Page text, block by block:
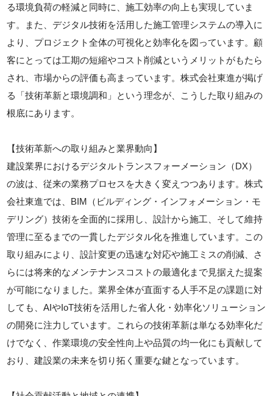
る環境負荷の軽減と同時に、施工効率の向上も実現していま
す。また、デジタル技術を活用した施工管理システムの導入に
より、プロジェクト全体の可視化と効率化を図っています。顧
客にとっては工期の短縮やコスト削減というメリットがもたら
され、市場からの評価も高まっています。株式会社東進が掲げ
る「技術革新と環境調和」という理念が、こうした取り組みの
根底にあります。
【技術革新への取り組みと業界動向】
建設業界におけるデジタルトランスフォーメーション（DX）
の波は、従来の業務プロセスを大きく変えつつあります。株式
会社東進では、BIM（ビルディング・インフォメーション・モ
デリング）技術を全面的に採用し、設計から施工、そして維持
管理に至るまでの一貫したデジタル化を推進しています。この
取り組みにより、設計変更の迅速な対応や施工ミスの削減、さ
らには将来的なメンテナンスコストの最適化まで見据えた提案
が可能になりました。業界全体が直面する人手不足の課題に対
しても、AIやIoT技術を活用した省人化・効率化ソリューション
の開発に注力しています。これらの技術革新は単なる効率化だ
けでなく、作業環境の安全性向上や品質の均一化にも貢献して
おり、建設業の未来を切り拓く重要な鍵となっています。